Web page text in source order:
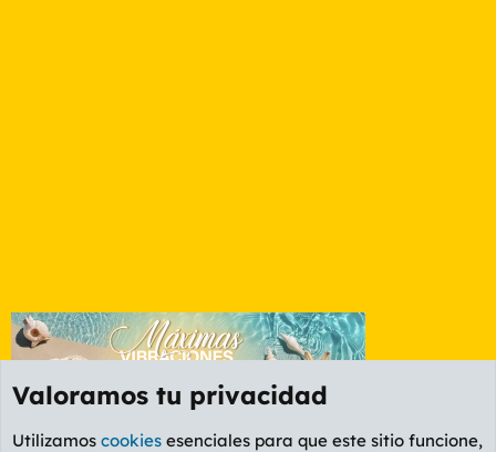
Valoramos tu privacidad
Utilizamos cookies esenciales para que este sitio funcione,